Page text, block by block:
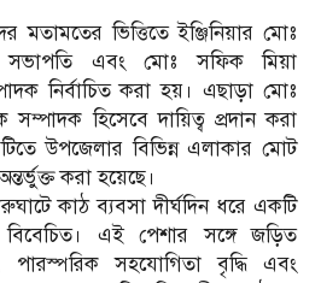
মতামতের ভিত্তিতে ইঞ্জিনিয়ার মোঃ
এবং মোঃ সফিক মিয়া
নির্বাচিত করা হয়। এছাড়া মোঃ
হিসেবে দায়িত্ব প্রদান করা
উপজেলার বিভিন্ন এলাকার মোট
করা হয়েছে।
কাঠ ব্যবসা দীর্ঘদিন ধরে একটি
বিবেচিত। এই পেশার সঙ্গে জড়িত
পারস্পরিক সহযোগিতা বৃদ্ধি এবং